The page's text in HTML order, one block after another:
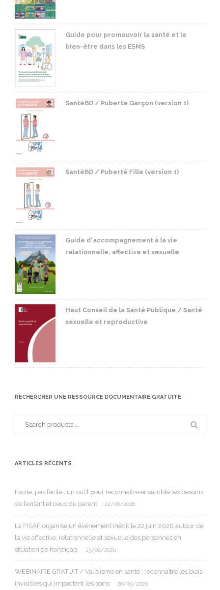
Guide pour promouvoir la santé et le
bien-être dans les ESMS
SantéBD / Puberté Garçon (version 1)
SantéBD / Puberté Fille (version 1)
Guide d'accompagnement à la vie
relationnelle, affective et sexuelle
Haut Conseil de la Santé Publique / Santé
sexuelle et reproductive
RECHERCHER UNE RESSOURCE DOCUMENTAIRE GRATUITE
ARTICLES RÉCENTS
Facile, pas facile : un outil pour reconnaître ensemble les besoins
de l’enfant et ceux du parent
22/06/2026
La FISAF organise un événement inédit le 22 juin 2026 autour de
la vie affective, relationnelle et sexuelle des personnes en
situation de handicap.
15/06/2026
WEBINAIRE GRATUIT / Validisme en santé : reconnaître les biais
invisibles qui impactent les soins
26/05/2026